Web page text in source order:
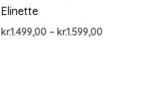
Elinette
kr.1.499,00 – kr.1.599,00Prisinterval: